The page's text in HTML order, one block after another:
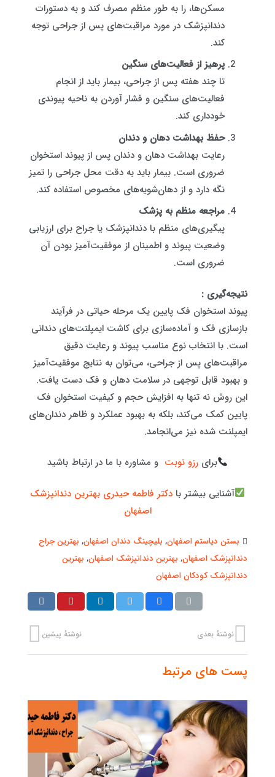
مسکن‌ها، را به طور منظم مصرف کند و به دستورات
دندانپزشک در مورد مراقبت‌های پس از جراحی توجه
کند.
پرهیز از فعالیت‌های سنگین
تا چند هفته پس از جراحی، بیمار باید از انجام
فعالیت‌های سنگین و فشار آوردن به ناحیه پیوندی
خودداری کند.
حفظ بهداشت دهان و دندان
رعایت بهداشت دهان و دندان پس از پیوند استخوان
ضروری است. بیمار باید به دقت محل جراحی را تمیز
نگه دارد و از دهان‌شویه‌های مخصوص استفاده کند.
مراجعه منظم به پزشک
پیگیری‌های منظم با دندانپزشک یا جراح برای ارزیابی
وضعیت پیوند و اطمینان از موفقیت‌آمیز بودن آن
ضروری است.
نتیجه‌گیری :
پیوند استخوان فک پایین یک مرحله حیاتی در فرآیند
بازسازی فک و آماده‌سازی برای کاشت ایمپلنت‌های دندانی
است. با انتخاب نوع مناسب پیوند و رعایت دقیق
مراقبت‌های پس از جراحی، می‌توان به نتایج موفقیت‌آمیز
و بهبود قابل توجهی در سلامت دهان و فک دست یافت.
این روش نه تنها به افزایش حجم و کیفیت استخوان فک
پایین کمک می‌کند، بلکه به بهبود عملکرد و ظاهر دندان‌های
ایمپلنت شده نیز می‌انجامد.
برای رزو نوبت و مشاوره با ما در ارتباط باشید
آشنایی بیشتر بادکتر فاطمه حیدری بهترین دندانپزشک
اصفهان
بستن دیاستم اصفهان, بلیچینگ دندان اصفهان, بهترین جراح
دندانپزشک اصفهان, بهترین دندانپزشک اصفهان, بهترین
دندانپزشک کودکان اصفهان
نوشتهٔ پیشین نوشتهٔ بعدی
پست های مرتبط